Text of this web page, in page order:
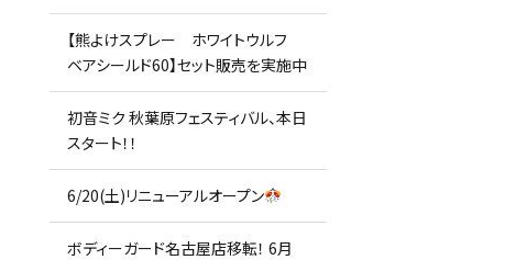
【熊よけスプレー ホワイトウルフ
ベアシールド60】セット販売を実施中
初音ミク 秋葉原フェスティバル、本日
スタート！！
6/20(土)リニューアルオープン
ボディーガード名古屋店移転！ 6月